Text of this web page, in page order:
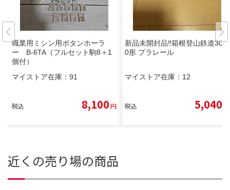
職業用ミシン用ボタンホーラ
ー B-6TA（フルセット駒8＋1
個付）
マイストア在庫： 91
税込 8,100円
新品未開封品‼️箱根登山鉄道300
0形 プラレール
マイストア在庫： 12
税込 5,040
近くの売り場の商品